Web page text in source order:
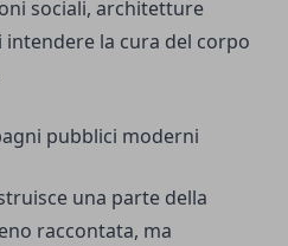
sociali, architetture
la cura del corpo
pubblici moderni
una parte della
raccontata, ma